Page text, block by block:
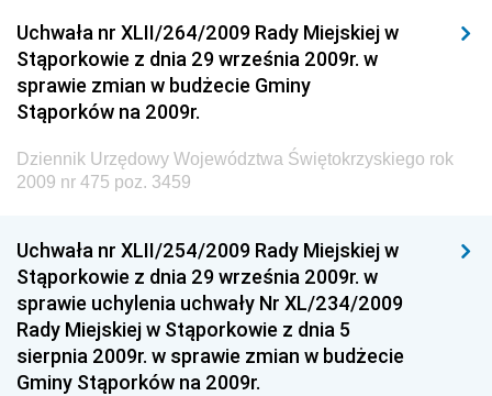
Dziennik Urzędowy Ministerstwa Przemysłu
Chemicznego i Lekkiego
Dziennik Urzędowy Ministerstwa Rolnictwa i
Gospodarki Żywnościowej
Dziennik Urzędowy Ministra Rodziny, Pracy i Polityki
Społecznej
Dziennik Urzędowy Ministra Rozwoju
Dziennik Urzędowy Ministra Infrastruktury i
Budownictwa
Dziennik Urzędowy Ministra Gospodarki Morskiej i
Żeglugi Śródlądowej
Uchwała nr XLII/264/2009 Rady Miejskiej w
Stąporkowie z dnia 29 września 2009r. w
sprawie zmian w budżecie Gminy
Stąporków na 2009r.
Dziennik Urzędowy Województwa Świętokrzyskiego rok
2009 nr 475 poz. 3459
Uchwała nr XLII/254/2009 Rady Miejskiej w
Stąporkowie z dnia 29 września 2009r. w
sprawie uchylenia uchwały Nr XL/234/2009
Rady Miejskiej w Stąporkowie z dnia 5
sierpnia 2009r. w sprawie zmian w budżecie
Gminy Stąporków na 2009r.